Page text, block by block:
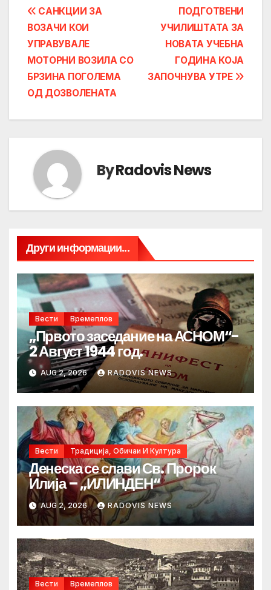
Post
navigation
ПОДГОТВЕНИ
УЧИЛИШТАТА ЗА
НОВАТА УЧЕБНА
ГОДИНА КОЈА
ЗАПОЧНУВА УТРЕ
САНКЦИИ ЗА
ВОЗАЧИ КОИ
УПРАВУВАЛЕ
МОТОРНИ ВОЗИЛА СО
БРЗИНА ПОГОЛЕМА
ОД ДОЗВОЛЕНАТА
ByRadovis News
Други информации...
Вести Времеплов
„Првото заседание на АСНОМ“-
2 Август 1944 год.
AUG 2, 2026 RADOVIS NEWS
Вести Традиција, Обичаи И Култура
Денеска се слави Св. Пророк
Илија – „ИЛИНДЕН“
AUG 2, 2026 RADOVIS NEWS
Вести Времеплов